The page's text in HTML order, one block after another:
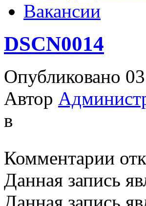
Вакансии
DSCN0014
Опубликовано
Автор
в
Комментарии записи
Данная запись
Данная запись